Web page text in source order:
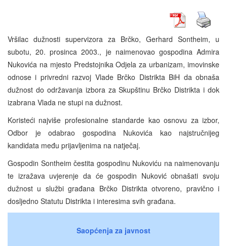
Vršilac dužnosti supervizora za Brčko, Gerhard Sontheim, u
subotu, 20. prosinca 2003., je naimenovao gospodina Admira
Nukovića na mjesto Predstojnika Odjela za urbanizam, imovinske
odnose i privredni razvoj Vlade Brčko Distrikta BiH da obnaša
dužnost do održavanja izbora za Skupštinu Brčko Distrikta i dok
izabrana Vlada ne stupi na dužnost.
Koristeći najviše profesionalne standarde kao osnovu za izbor,
Odbor je odabrao gospodina Nukovića kao najstručnijeg
kandidata među prijavljenima na natječaj.
Gospodin Sontheim čestita gospodinu Nukoviću na naimenovanju
te izražava uvjerenje da će gospodin Nuković obnašati svoju
dužnost u službi građana Brčko Distrikta otvoreno, pravično i
dosljedno Statutu Distrikta i interesima svih građana.
Saopćenja za javnost